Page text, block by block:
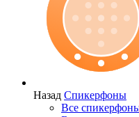
Назад Спикерфоны
Все